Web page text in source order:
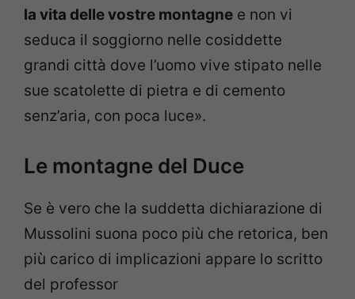
la vita delle vostre montagne e non vi
seduca il soggiorno nelle cosiddette
grandi città dove l’uomo vive stipato nelle
sue scatolette di pietra e di cemento
senz’aria, con poca luce».
Le montagne del Duce
Se è vero che la suddetta dichiarazione di
Mussolini suona poco più che retorica, ben
più carico di implicazioni appare lo scritto
del professor